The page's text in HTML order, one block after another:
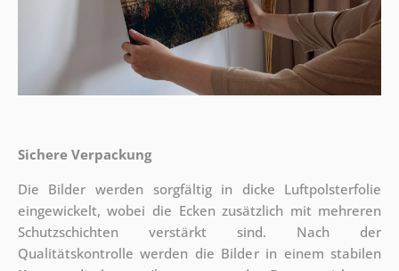
Sichere Verpackung
Die Bilder werden sorgfältig in dicke Luftpolsterfolie
eingewickelt, wobei die Ecken zusätzlich mit mehreren
Schutzschichten verstärkt sind. Nach der
Qualitätskontrolle werden die Bilder in einem stabilen